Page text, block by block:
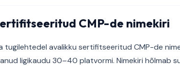
CMP-de nimekiri
tugilehtedel avalikku sertifitseeritud CMP-de
ligikaudu 30–40 platvormi. Nimekiri hõlmab